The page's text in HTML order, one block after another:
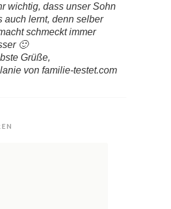
wichtig, dass unser Sohn
auch lernt, denn selber
schmeckt immer
🙂
Grüße,
von familie-testet.com